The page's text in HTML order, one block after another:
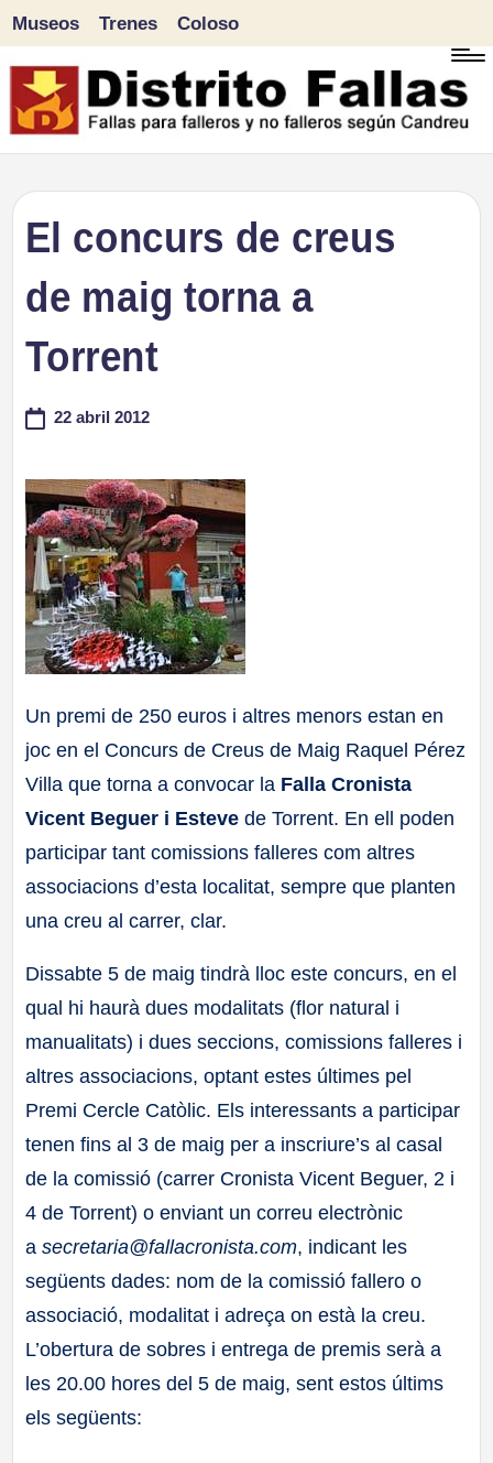
Saltar
al
Museos Trenes Coloso
El concurs de creus
de maig torna a
Torrent
22 abril 2012
Un premi de 250 euros i altres menors estan en
joc en el Concurs de Creus de Maig Raquel Pérez
Villa que torna a convocar la Falla Cronista
Vicent Beguer i Esteve de Torrent. En ell poden
participar tant comissions falleres com altres
associacions d’esta localitat, sempre que planten
una creu al carrer, clar.
Dissabte 5 de maig tindrà lloc este concurs, en el
qual hi haurà dues modalitats (flor natural i
manualitats) i dues seccions, comissions falleres i
altres associacions, optant estes últimes pel
Premi Cercle Catòlic. Els interessants a participar
tenen fins al 3 de maig per a inscriure’s al casal
de la comissió (carrer Cronista Vicent Beguer, 2 i
4 de Torrent) o enviant un correu electrònic
asecretaria@fallacronista.com, indicant les
següents dades: nom de la comissió fallero o
associació, modalitat i adreça on està la creu.
L’obertura de sobres i entrega de premis serà a
les 20.00 hores del 5 de maig, sent estos últims
els següents: